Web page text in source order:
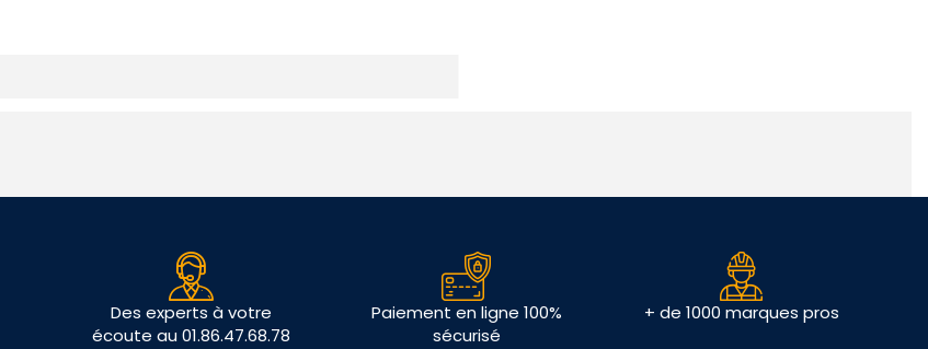
Des experts à votre
écoute au 01.86.47.68.78
Paiement en ligne 100%
sécurisé
+ de 1000 marques pros